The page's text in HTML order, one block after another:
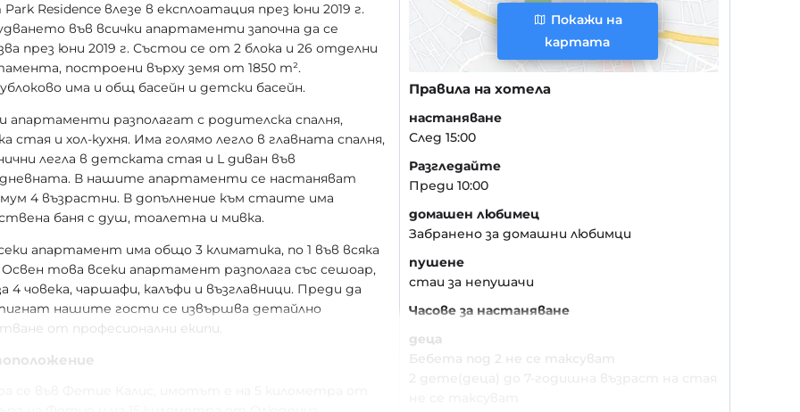
Park Residence влезе в експлоатация през юни 2019 г.
във всички апартаменти започна да се
през юни 2019 г. Състои се от 2 блока и 26 отделни
построени върху земя от 1850 m².
има и общ басейн и детски басейн.
апартаменти разполагат с родителска спалня,
стая и хол-кухня. Има голямо легло в главната спалня,
легла в детската стая и L диван във
В нашите апартаменти се настаняват
4 възрастни. В допълнение към стаите има
баня с душ, тоалетна и мивка.
апартамент има общо 3 климатика, по 1 във всяка
това всеки апартамент разполага със сешоар,
4 човека, чаршафи, калъфи и възглавници. Преди да
нашите гости се извършва детайлно
от професионални екипи.
Покажи на
картата
Правила на хотела
настаняване
След 15:00
Разгледайте
Преди 10:00
домашен любимец
Забранено за домашни любимци
пушене
стаи за непушачи
Часове за настаняване
деца
Бебета под 2 не се таксуват